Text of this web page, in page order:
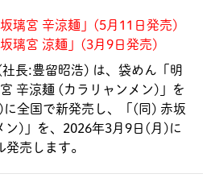
坂璃宮 辛涼麺」(5月11日発売)
坂璃宮 涼麺」(3月9日発売)
長:豊留昭浩) は、袋めん「明
辛涼麺 (カラリャンメン)」を
全国で新発売し、「(同) 赤坂
ン)」を、2026年3月9日(月)に
売します。